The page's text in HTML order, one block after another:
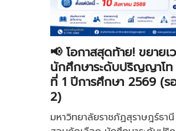
📢 โอกาสสุดท้าย! ขยายเ
นักศึกษาระดับปริญญาโท
ที่ 1 ปีการศึกษา 2569 (
2)
มหาวิทยาลัยราชภัฏสุราษฎร์ธา